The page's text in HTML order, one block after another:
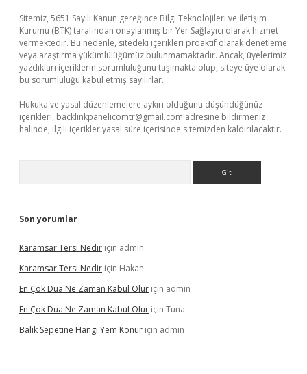
Sitemiz, 5651 Sayılı Kanun gereğince Bilgi Teknolojileri ve İletişim
Kurumu (BTK) tarafından onaylanmış bir Yer Sağlayıcı olarak hizmet
vermektedir. Bu nedenle, sitedeki içerikleri proaktif olarak denetleme
veya araştırma yükümlülüğümüz bulunmamaktadır. Ancak, üyelerimiz
yazdıkları içeriklerin sorumluluğunu taşımakta olup, siteye üye olarak
bu sorumluluğu kabul etmiş sayılırlar.
Hukuka ve yasal düzenlemelere aykırı olduğunu düşündüğünüz
içerikleri, backlinkpanelicomtr@gmail.com adresine bildirmeniz
halinde, ilgili içerikler yasal süre içerisinde sitemizden kaldırılacaktır.
Son yorumlar
Karamsar Tersi Nedir için admin
Karamsar Tersi Nedir için Hakan
En Çok Dua Ne Zaman Kabul Olur için admin
En Çok Dua Ne Zaman Kabul Olur için Tuna
Balık Sepetine Hangi Yem Konur için admin